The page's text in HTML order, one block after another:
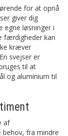
for at opnå
giver dig
egne løsninger i
færdigheder kan
kræver
svejser er
til at
og aluminium til
af
behov, fra mindre